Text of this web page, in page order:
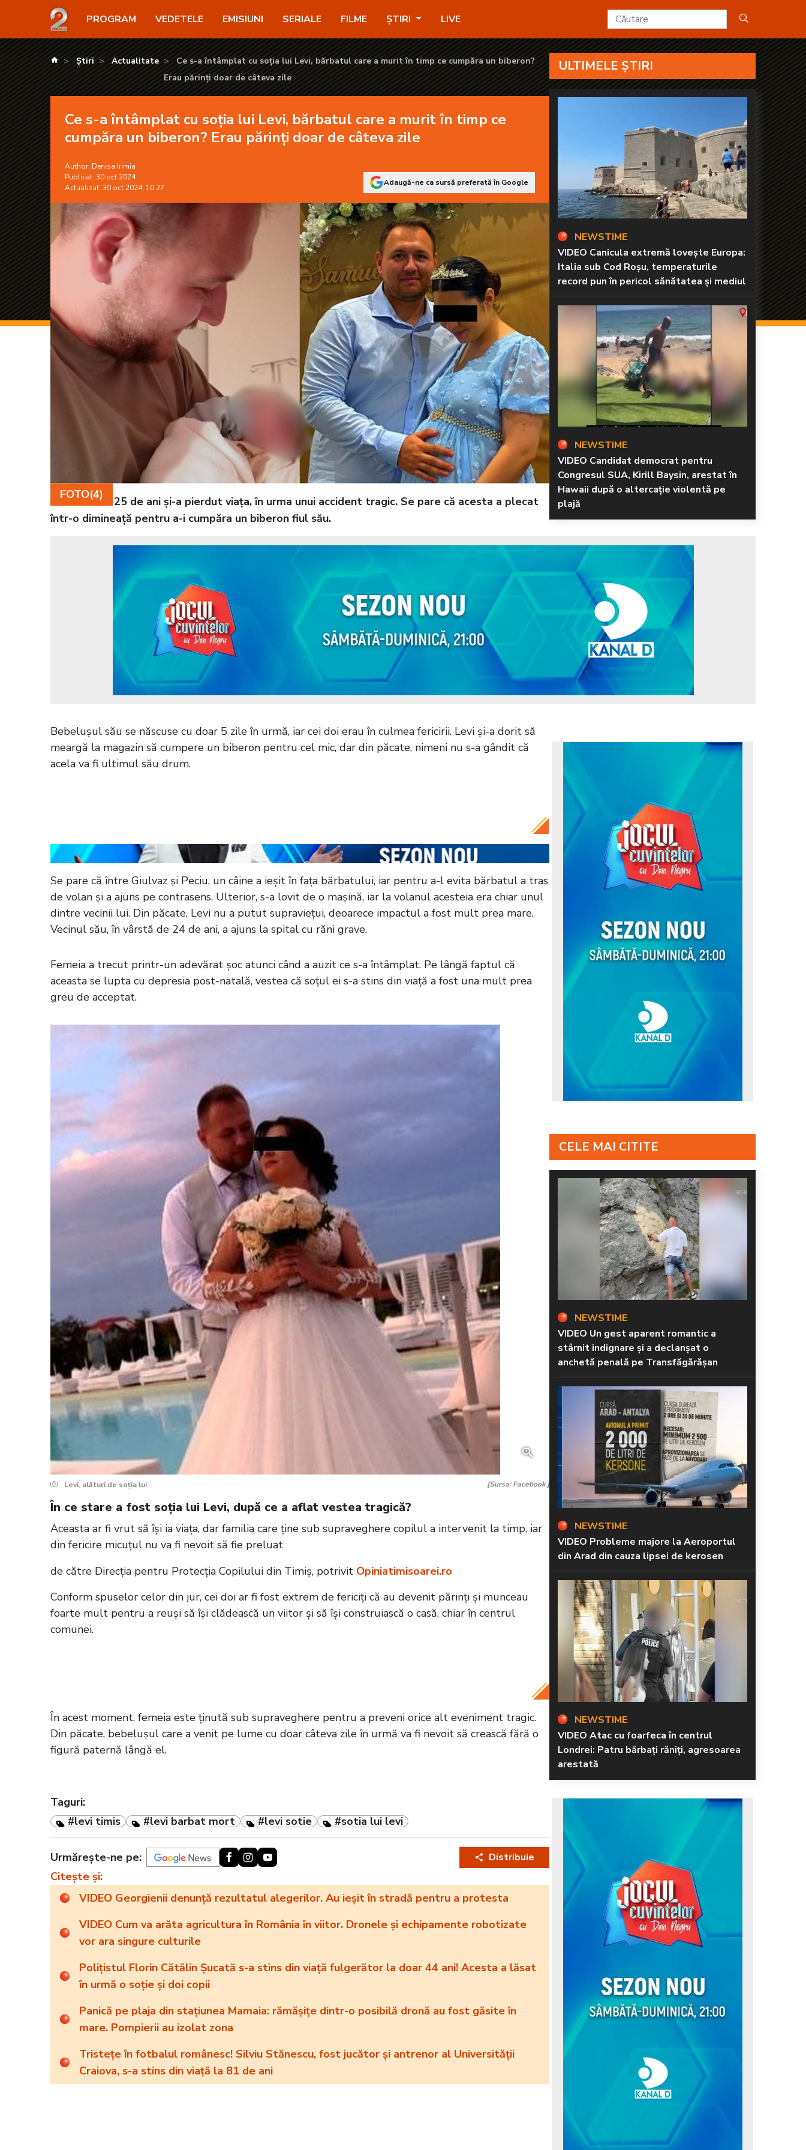
Ce s-a întâmplat cu soția lui Levi, bărbatul care a murit în timp ce cumpăra un biberon? Erau părinți doar de câteva zile - KANAL D2
PROGRAM VEDETELE EMISIUNI SERIALE FILME ȘTIRI LIVE
kanald.ro
Știri Actualitate
Ce s-a întâmplat cu soția lui Levi, bărbatul care a murit în timp ce cumpăra un biberon?
Erau părinți doar de câteva zile
Ce s-a întâmplat cu soția lui Levi, bărbatul care a murit în timp ce
cumpăra un biberon? Erau părinți doar de câteva zile
Author: Denisa Irimia
Publicat: 30 oct 2024
Actualizat: 30 oct 2024, 10:27
Adaugă-ne ca sursă preferată în Google
FOTO(4)
Un tânăr de 25 de ani și-a pierdut viața, în urma unui accident tragic. Se pare că acesta a plecat
într-o dimineață pentru a-i cumpăra un biberon fiul său.
ULTIMELE ȘTIRI
NEWSTIME
VIDEO Canicula extremă lovește Europa:
Italia sub Cod Roșu, temperaturile
record pun în pericol sănătatea și mediul
NEWSTIME
VIDEO Candidat democrat pentru
Congresul SUA, Kirill Baysin, arestat în
Hawaii după o altercație violentă pe
plajă
Bebelușul său se născuse cu doar 5 zile în urmă, iar cei doi erau în culmea fericirii. Levi și-a dorit să
meargă la magazin să cumpere un biberon pentru cel mic, dar din păcate, nimeni nu s-a gândit că
acela va fi ultimul său drum.
Se pare că între Giulvaz și Peciu, un câine a ieșit în fața bărbatului, iar pentru a-l evita bărbatul a tras
de volan și a ajuns pe contrasens. Ulterior, s-a lovit de o mașină, iar la volanul acesteia era chiar unul
dintre vecinii lui. Din păcate, Levi nu a putut supraviețui, deoarece impactul a fost mult prea mare.
Vecinul său, în vârstă de 24 de ani, a ajuns la spital cu răni grave.
Femeia a trecut printr-un adevărat șoc atunci când a auzit ce s-a întâmplat. Pe lângă faptul că
aceasta se lupta cu depresia post-natală, vestea că soțul ei s-a stins din viață a fost una mult prea
greu de acceptat.
Levi, alături de soția lui [Sursa: Facebook ]
În ce stare a fost soția lui Levi, după ce a aflat vestea tragică?
Aceasta ar fi vrut să își ia viața, dar familia care ține sub supraveghere copilul a intervenit la timp, iar
din fericire micuțul nu va fi nevoit să fie preluat
de către Direcția pentru Protecția Copilului din Timiș, potrivit Opiniatimisoarei.ro
Conform spuselor celor din jur, cei doi ar fi fost extrem de fericiți că au devenit părinți și munceau
foarte mult pentru a reuși să își clădească un viitor și să își construiască o casă, chiar în centrul
comunei.
În acest moment, femeia este ținută sub supraveghere pentru a preveni orice alt eveniment tragic.
Din păcate, bebelușul care a venit pe lume cu doar câteva zile în urmă va fi nevoit să crească fără o
figură paternă lângă el.
Taguri:
#levi timis
#levi barbat mort #levi sotie #sotia lui levi
Urmărește-ne pe: Distribuie
Citește și:
VIDEO Georgienii denunță rezultatul alegerilor. Au ieșit în stradă pentru a protesta
VIDEO Cum va arăta agricultura în România în viitor. Dronele și echipamente robotizate
vor ara singure culturile
Polițistul Florin Cătălin Șucată s-a stins din viață fulgerător la doar 44 ani! Acesta a lăsat
în urmă o soție și doi copii
Panică pe plaja din stațiunea Mamaia: rămăşiţe dintr-o posibilă dronă au fost găsite în
mare. Pompierii au izolat zona
Tristețe în fotbalul românesc! Silviu Stănescu, fost jucător și antrenor al Universității
Craiova, s-a stins din viață la 81 de ani
CELE MAI CITITE
NEWSTIME
VIDEO Un gest aparent romantic a
stârnit indignare și a declanșat o
anchetă penală pe Transfăgărășan
NEWSTIME
VIDEO Probleme majore la Aeroportul
din Arad din cauza lipsei de kerosen
NEWSTIME
VIDEO Atac cu foarfeca în centrul
Londrei: Patru bărbați răniți, agresoarea
arestată